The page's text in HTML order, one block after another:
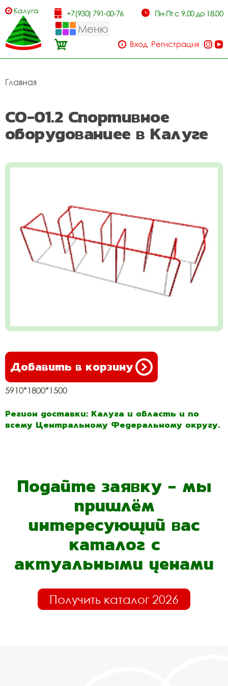
Калуга +7(930) 791-00-76 Пн-Пт с 9.00 до 18.00
Меню
Вход Регистрация
Главная
СО-01.2 Спортивное
оборудованиее в Калуге
Добавить в корзину
5910*1800*1500
Регион доставки: Калуга и область и по
всему Центральному Федеральному округу.
Подайте заявку - мы
пришлём
интересующий вас
каталог с
актуальными ценами
Получить каталог 2026